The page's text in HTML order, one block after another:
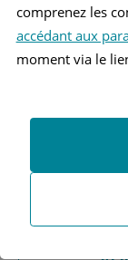
comprenez les
accédant aux
moment via le